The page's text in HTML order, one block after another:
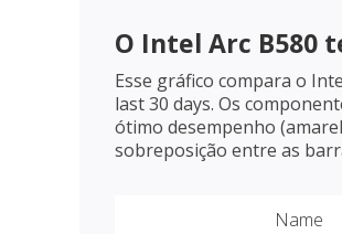
O Intel Arc B580
Esse gráfico compara o
last 30 days. Os
ótimo desempenho
sobreposição entre as
Name